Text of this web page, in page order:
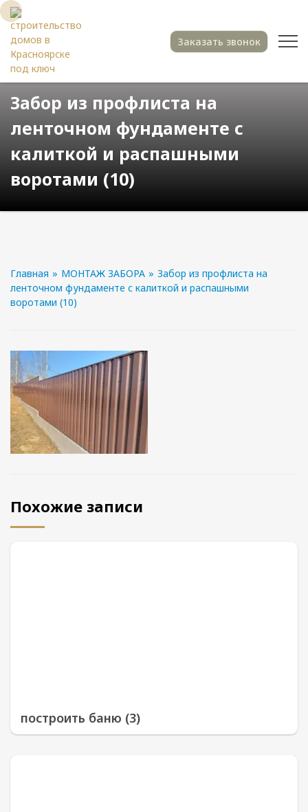
Заказать звонок
Забор из профлиста на
ленточном фундаменте с
калиткой и распашными
воротами (10)
Главная » МОНТАЖ ЗАБОРА » Забор из профлиста на
ленточном фундаменте с калиткой и распашными
воротами (10)
Похожие записи
построить баню (3)